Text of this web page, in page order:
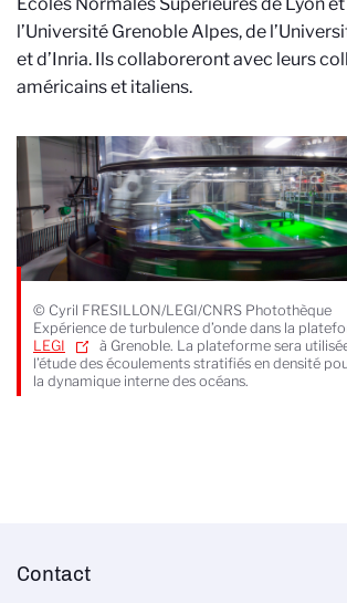
l’Université Grenoble Alpes, de
et d’Inria. Ils collaboreront avec leurs
américains et italiens.
© Cyril FRESILLON/LEGI/CNRS Photothèque
Expérience de turbulence d’onde dans la
LEGI
à Grenoble. La plateforme sera
l’étude des écoulements stratifiés en densité
la dynamique interne des océans.
Contact